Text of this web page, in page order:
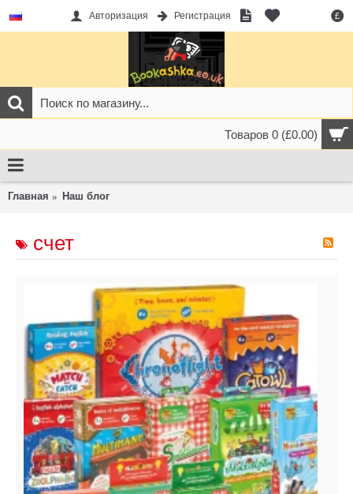
£
Авторизация Регистрация
Товаров 0 (£0.00)
Главная Наш блог
счет